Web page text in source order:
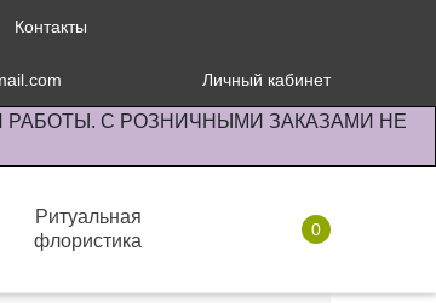
Контакты
Личный кабинет
С РОЗНИЧНЫМИ ЗАКАЗАМИ НЕ
Ритуальная
флористика
0